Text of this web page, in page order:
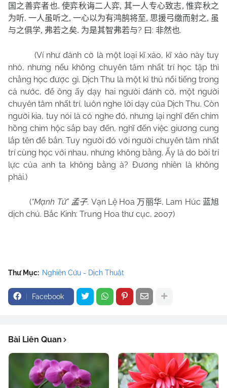
国之善弈者也.使弈秋诲二人弈, 其一人专心致志,惟弈秋之
为听. 一人虽听之, 一心以为有鸿鹄将至, 思援弓缴而射之, 虽
与之俱学, 弗若之矣. 为是其智弗若与? 曰 : 非然也.
(Ví như đánh cờ là một loại kĩ xảo, kĩ xảo này tuy
nhỏ, nhưng nếu không chuyên tâm nhất trí học tập thì
chẳng học được gì. Dịch Thu là một kì thủ nổi tiếng trong
cả nước, để ông ấy dạy hai người đánh cờ, một người
chuyên tâm nhất trí, luôn nghe lời dạy của Dịch Thu. Còn
người kia, tuy nói là có nghe đó, nhưng lại nghĩ đến chim
hồng chim hộc sắp bay đến, nghĩ đến việc giương cung
lắp tên để bắn. Tuy người đó với người chuyên tâm nhất
trí cùng học với nhau, nhưng không bằng. Ấy là do bởi trí
lực của anh ta không bằng à? Đương nhiên là không
phải.)
(“Mạnh Tử” 孟子. Vạn Lệ Hoa 万丽华, Lam Húc 蓝旭
dịch chú. Bắc Kinh: Trung Hoa thư cục, 2007)
Thư Mục: Nghiên Cứu - Dịch Thuật
Facebook
Bài Liên Quan